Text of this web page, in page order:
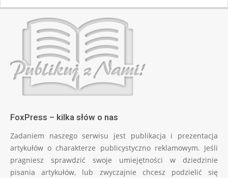
FoxPress – kilka słów o nas
Zadaniem naszego serwisu jest publikacja i prezentacja
artykułów o charakterze publicystyczno reklamowym. Jeśli
pragniesz sprawdzić swoje umiejętności w dziedzinie
pisania artykułów, lub zwyczajnie chcesz podzielić się